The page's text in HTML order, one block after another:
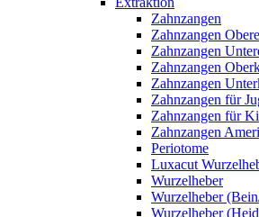
Zahnzangen
Zahnzangen
Zahnzangen
Zahnzangen
Zahnzangen
Zahnzangen für
Zahnzangen für
Zahnzangen
Periotome
Luxacut
Wurzelheber
Wurzelheber
Wurzelheber